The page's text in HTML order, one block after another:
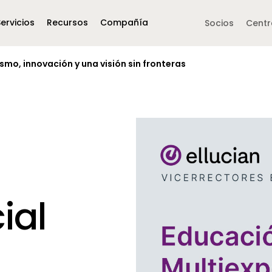
Recursos Compañía Side navigation
Socios
(British English)
innovación y una visión sin fronteras